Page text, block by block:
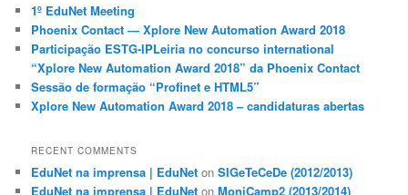
h
1º EduNet Meeting
Phoenix Contact — Xplore New Automation Award 2018
Participação ESTG-IPLeiria no concurso international
“Xplore New Automation Award 2018” da Phoenix Contact
Sessão de formação “Profinet e HTML5”
Xplore New Automation Award 2018 – candidaturas abertas
RECENT COMMENTS
EduNet na imprensa | EduNet onSIGeTeCeDe (2012/2013)
EduNet na imprensa | EduNet onMoniCamp2 (2013/2014)